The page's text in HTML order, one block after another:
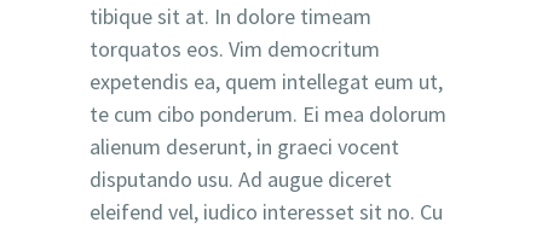
tibique sit at. In dolore timeam
torquatos eos. Vim democritum
expetendis ea, quem intellegat eum ut,
te cum cibo ponderum. Ei mea dolorum
alienum deserunt, in graeci vocent
disputando usu. Ad augue diceret
eleifend vel, iudico interesset sit no. Cu